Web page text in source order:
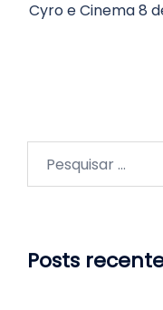
Cyro e Cinema 8
por:
Posts